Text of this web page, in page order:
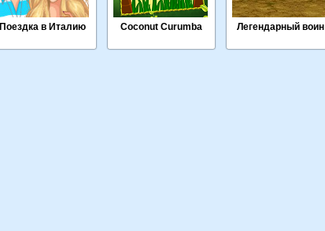
Поездка в Италию Coconut Curumba Легендарный воин